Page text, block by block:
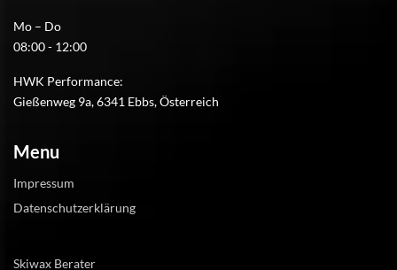
Mo – Do
08:00 - 12:00
HWK Performance:
Gießenweg 9a, 6341 Ebbs, Österreich
Menu
Impressum
Datenschutzerklärung
Skiwax Berater